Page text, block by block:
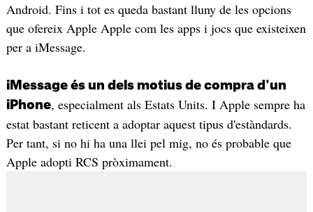
Android. Fins i tot es queda bastant lluny de les opcions
que ofereix Apple Apple com les apps i jocs que existeixen
per a iMessage.
iMessage és un dels motius de compra d'un
iPhone, especialment als Estats Units. I Apple sempre ha
estat bastant reticent a adoptar aquest tipus d'estàndards.
Per tant, si no hi ha una llei pel mig, no és probable que
Apple adopti RCS pròximament.